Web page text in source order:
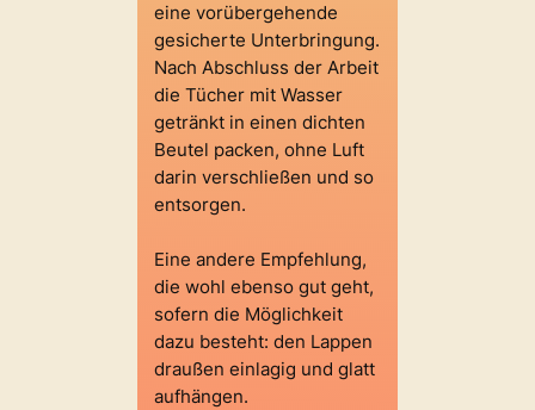
eine vorübergehende
gesicherte Unterbringung.
Nach Abschluss der Arbeit
die Tücher mit Wasser
getränkt in einen dichten
Beutel packen, ohne Luft
darin verschließen und so
entsorgen.
Eine andere Empfehlung,
die wohl ebenso gut geht,
sofern die Möglichkeit
dazu besteht: den Lappen
draußen einlagig und glatt
aufhängen.